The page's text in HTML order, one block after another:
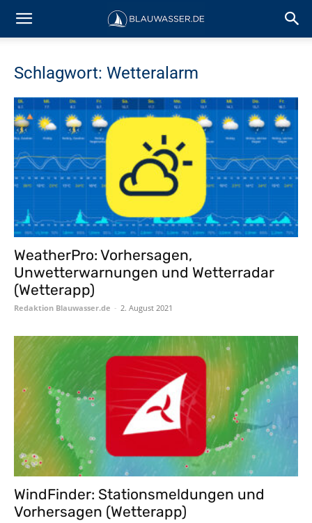
Schlagwort: Wetteralarm
WeatherPro: Vorhersagen,
Unwetterwarnungen und Wetterradar
(Wetterapp)
Redaktion Blauwasser.de - 2. August 2021
WindFinder: Stationsmeldungen und
Vorhersagen (Wetterapp)